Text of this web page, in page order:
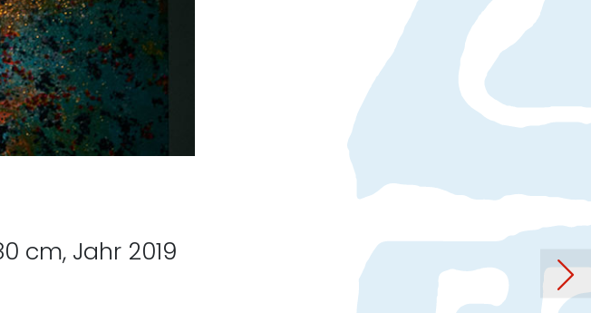
cm, Jahr 2019 „What’s Your Name?“